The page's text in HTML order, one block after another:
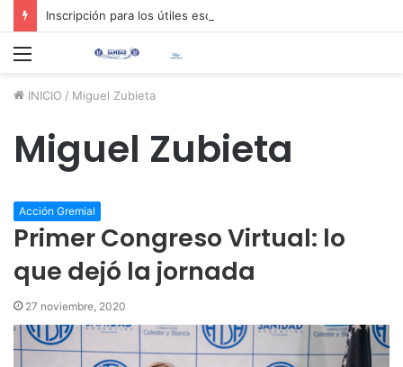
Inscripción para los útiles escolares 2026 📚✏️
Menú
INICIO / Miguel Zubieta
Miguel Zubieta
Acción Gremial
Primer Congreso Virtual: lo
que dejó la jornada
27 noviembre, 2020